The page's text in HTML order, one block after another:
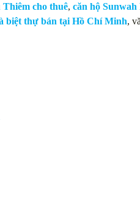
cho thuê, căn hộ Sunwah
biệt thự bán tại Hồ Chí Minh,